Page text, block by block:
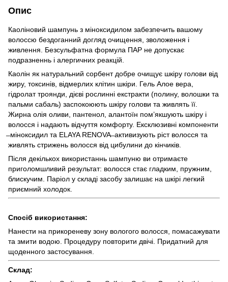
Опис
Каоліновий шампунь з міноксидилом забезпечить вашому
волоссю бездоганний догляд очищення, зволоження і
живлення. Безсульфатна формула ПАР не допускає
подразненнь і алергичних реакцій.
Каолін як натуральний сорбент добре очищує шкіру голови від
жиру, токсинів, відмерлих клітин шкіри. Гель Алое вера,
гідролат троянди, дієві рослинні екстракти (полину, волошки та
пальми сабаль) заспокоюють шкіру голови та живлять її.
Жирна олія оливи, пантенол, алантоїн пом’якшують шкіру і
волосся і надають відчуття комфорту. Ексклюзивні компоненти
̶ міноксидил та ELAYA RENOVA ̶ активизують ріст волосся та
живлять стрижень волосся від цибулини до кінчиків.
Після декількох використаннь шампуню ви отримаєте
приголомшливий результат: волосся стає гладким, пружним,
блискучим. Паріол у складі засобу залишає на шкірі легкий
приємний холодок.
Спосіб використання:
Нанести на прикореневу зону вологого волосся, помасажувати
та змити водою. Процедуру повторити двічі. Придатний для
щоденного застосування.
Склад: